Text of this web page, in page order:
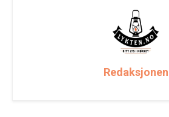
Redaksjonen